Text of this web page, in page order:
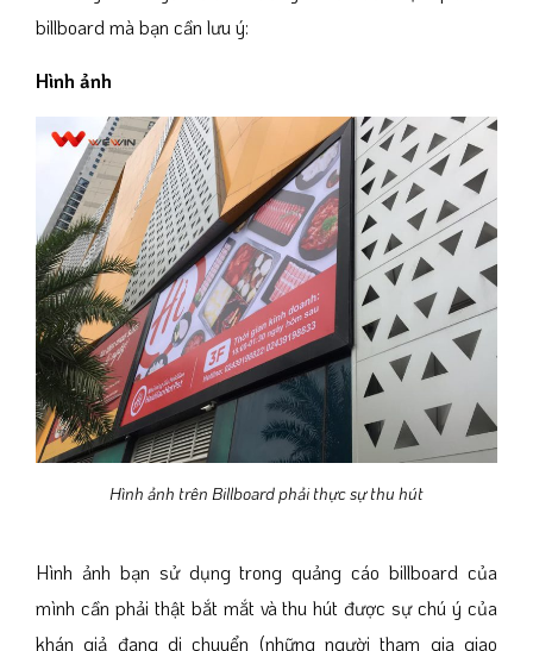
billboard mà bạn cần lưu ý:
Hình ảnh
Hình ảnh trên Billboard phải thực sự thu hút
Hình ảnh bạn sử dụng trong quảng cáo billboard của
mình cần phải thật bắt mắt và thu hút được sự chú ý của
khán giả đang di chuyển (những người tham gia giao